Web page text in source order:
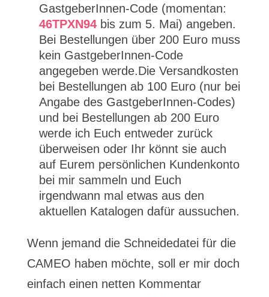
GastgeberInnen-Code (momentan:
46TPXN94bis zum 5. Mai) angeben.
Bei Bestellungen über 200 Euro muss
kein GastgeberInnen-Code
angegeben werde.Die Versandkosten
bei Bestellungen ab 100 Euro (nur bei
Angabe des GastgeberInnen-Codes)
und bei Bestellungen ab 200 Euro
werde ich Euch entweder zurück
überweisen oder Ihr könnt sie auch
auf Eurem persönlichen Kundenkonto
bei mir sammeln und Euch
irgendwann mal etwas aus den
aktuellen Katalogen dafür aussuchen.
Wenn jemand die Schneidedatei für die
CAMEO haben möchte, soll er mir doch
einfach einen netten Kommentar